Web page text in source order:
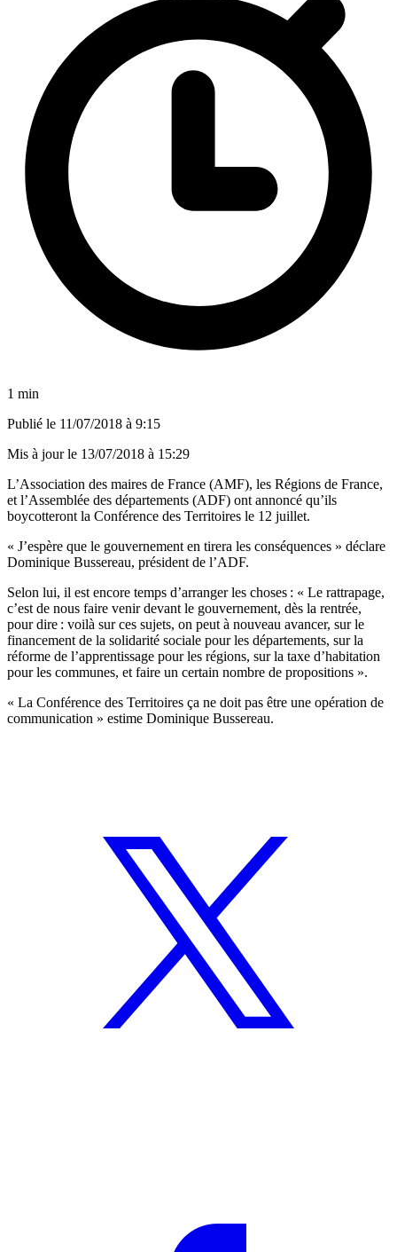
1 min
Publié le 11/07/2018 à 9:15
Mis à jour le 13/07/2018 à 15:29
L’Association des maires de France (AMF), les Régions de France,
et l’Assemblée des départements (ADF) ont annoncé qu’ils
boycotteront la Conférence des Territoires le 12 juillet.
« J’espère que le gouvernement en tirera les conséquences » déclare
Dominique Bussereau, président de l’ADF.
Selon lui, il est encore temps d’arranger les choses : « Le rattrapage,
c’est de nous faire venir devant le gouvernement, dès la rentrée,
pour dire : voilà sur ces sujets, on peut à nouveau avancer, sur le
financement de la solidarité sociale pour les départements, sur la
réforme de l’apprentissage pour les régions, sur la taxe d’habitation
pour les communes, et faire un certain nombre de propositions ».
« La Conférence des Territoires ça ne doit pas être une opération de
communication » estime Dominique Bussereau.